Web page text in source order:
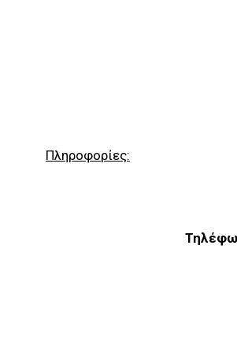
Πληροφορίες: